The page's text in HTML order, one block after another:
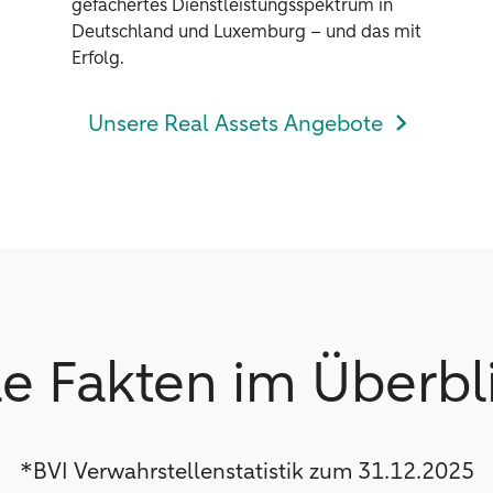
gefächertes Dienstleistungsspektrum in
Deutschland und Luxemburg – und das mit
Erfolg.
Unsere Real Assets Angebote
Fakten im
*BVI Verwahrstellenstatistik zum 31.12.2025